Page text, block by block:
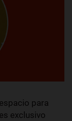
para
exclusivo